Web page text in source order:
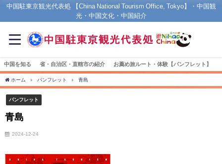
中国駐東京観光代表処 【China National Tourism Office, Tokyo】・中国観
光・中国文化・中国紹介
中国を知る 省・自治区・直轄市の紹介 お薦め旅ルート・体験【パンフレット】
ホーム パンフレット 青島
パンフレット
青島
2024-12-24